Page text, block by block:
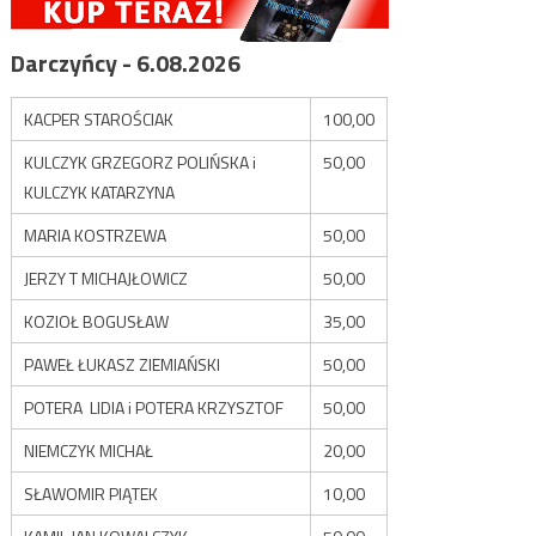
Darczyńcy - 6.08.2026
KACPER STAROŚCIAK
100,00
KULCZYK GRZEGORZ POLIŃSKA i
KULCZYK KATARZYNA
50,00
MARIA KOSTRZEWA
50,00
JERZY T MICHAJŁOWICZ
50,00
KOZIOŁ BOGUSŁAW
35,00
PAWEŁ ŁUKASZ ZIEMIAŃSKI
50,00
POTERA LIDIA i POTERA KRZYSZTOF
50,00
NIEMCZYK MICHAŁ
20,00
SŁAWOMIR PIĄTEK
10,00